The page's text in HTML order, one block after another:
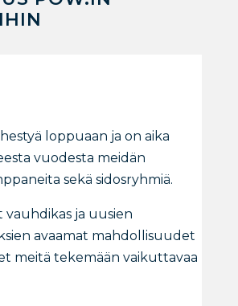
loppuaan ja on aika
vuodesta meidän
sekä sidosryhmiä.
vauhdikas ja uusien
avaamat mahdollisuudet
meitä tekemään vaikuttavaa